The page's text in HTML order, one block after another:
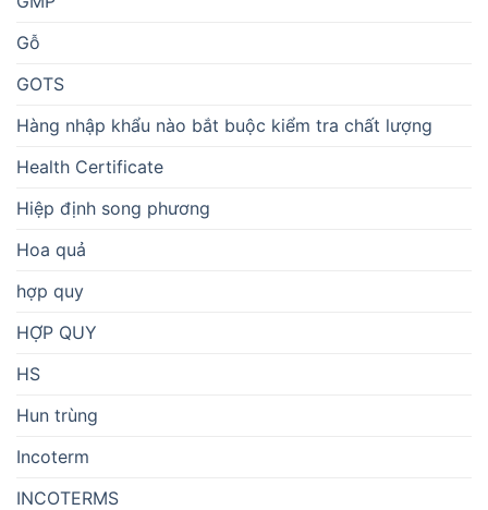
Gỗ
GOTS
Hàng nhập khẩu nào bắt buộc kiểm tra chất lượng
Health Certificate
Hiệp định song phương
Hoa quả
hợp quy
HỢP QUY
HS
Hun trùng
Incoterm
INCOTERMS